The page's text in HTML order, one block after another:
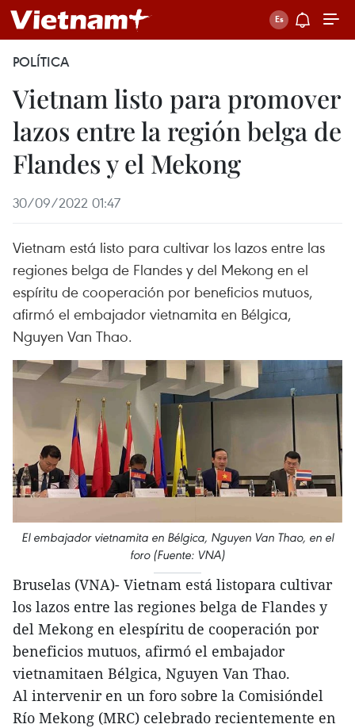
POLÍTICA
Vietnam listo para promover
lazos entre la región belga de
Flandes y el Mekong
30/09/2022 01:47
Vietnam está listo para cultivar los lazos entre las
regiones belga de Flandes y del Mekong en el
espíritu de cooperación por beneficios mutuos,
afirmó el embajador vietnamita en Bélgica,
Nguyen Van Thao.
El embajador vietnamita en Bélgica, Nguyen Van Thao, en el
foro (Fuente: VNA)
Bruselas (VNA)- Vietnam está listopara cultivar
los lazos entre las regiones belga de Flandes y
del Mekong en elespíritu de cooperación por
beneficios mutuos, afirmó el embajador
vietnamitaen Bélgica, Nguyen Van Thao.
Al intervenir en un foro sobre la Comisióndel
Río Mekong (MRC) celebrado recientemente en